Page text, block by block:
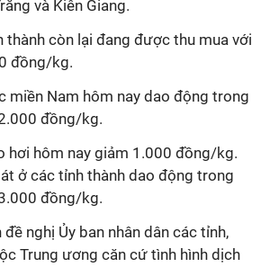
và Kiên Giang.
thành còn lại đang được thu mua với
đồng/kg.
miền Nam hôm nay dao động trong
đồng/kg.
hơi hôm nay giảm 1.000 đồng/kg.
ở các tỉnh thành dao động trong
đồng/kg.
nghị Ủy ban nhân dân các tỉnh,
Trung ương căn cứ tình hình dịch